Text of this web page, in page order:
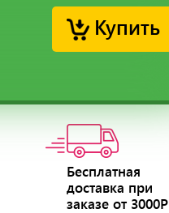
Купить
Бесплатная
доставка при
заказе от 3000Р